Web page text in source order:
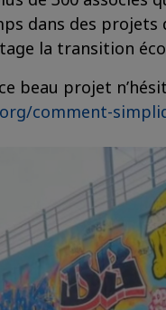
dans des projets
la transition
beau projet
comment-